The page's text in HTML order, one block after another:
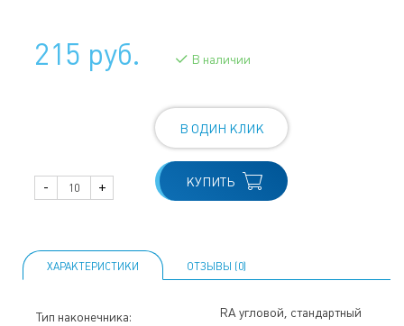
215 руб. В наличии
- +
В ОДИН КЛИК
КУПИТЬ
ХАРАКТЕРИСТИКИ ОТЗЫВЫ (0)
Тип наконечника: RA угловой, стандартный